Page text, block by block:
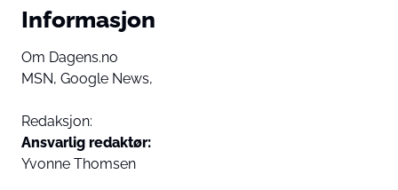
Informasjon
Om Dagens.no
MSN, Google News,
Redaksjon:
Ansvarlig redaktør:
Yvonne Thomsen